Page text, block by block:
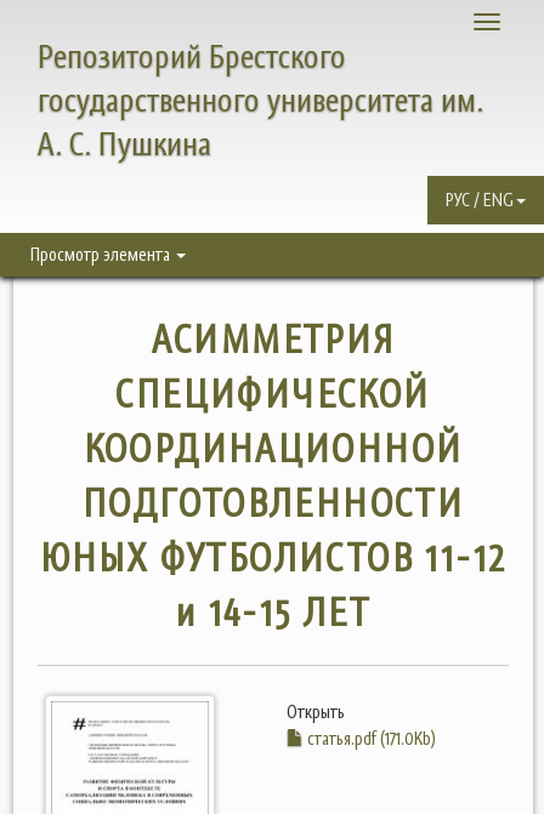
Toggle
Репозиторий Брестского
государственного университета им.
А. С. Пушкина
РУС / ENG
Просмотр элемента
АСИММЕТРИЯ
СПЕЦИФИЧЕСКОЙ
КООРДИНАЦИОННОЙ
ПОДГОТОВЛЕННОСТИ
ЮНЫХ ФУТБОЛИСТОВ 11-12
и 14-15 ЛЕТ
Открыть
статья.pdf (171.0Kb)